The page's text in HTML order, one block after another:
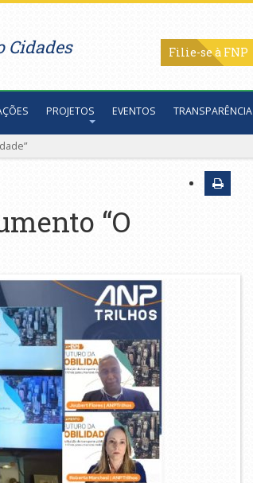
Cidades Filie-se
PROJETOS EVENTOS TRANSPARÊNCIA
“O